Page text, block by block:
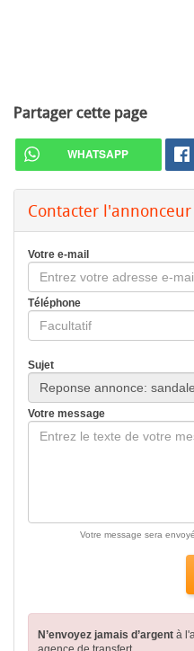
Partager cette page
WHATSAPP
Contacter l'annonceur
Votre e-mail
Téléphone
Sujet
Votre message
Votre message sera
N’envoyez jamais d’argent à